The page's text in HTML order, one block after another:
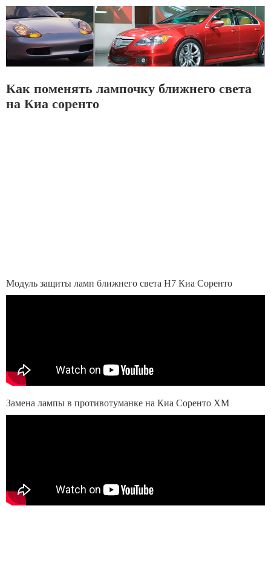
Как поменять лампочку ближнего света
на Киа соренто
Модуль защиты ламп ближнего света Н7 Киа Соренто
Замена лампы в противотуманке на Киа Соренто ХМ